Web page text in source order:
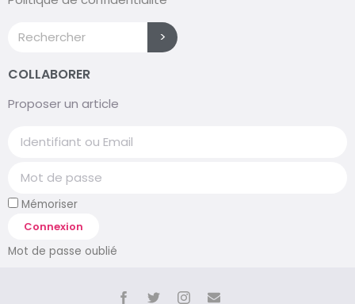
>
COLLABORER
Proposer un article
Mémoriser
Connexion
Mot de passe oublié